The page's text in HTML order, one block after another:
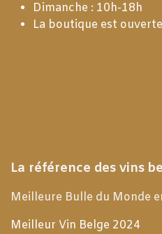
Dimanche : 10h-18h
La boutique est
La référence des vins
Meilleure Bulle du Monde
Meilleur Vin Belge 2024